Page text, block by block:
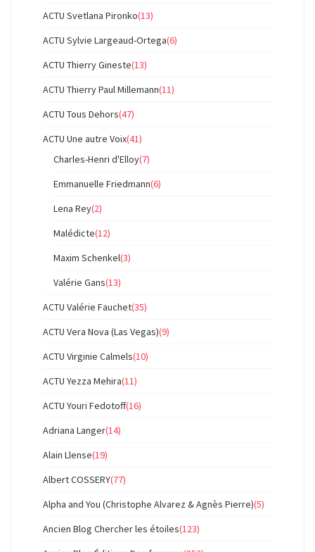
ACTU Svetlana Pironko(13)
ACTU Sylvie Largeaud-Ortega(6)
ACTU Thierry Gineste(13)
ACTU Thierry Paul Millemann(11)
ACTU Tous Dehors(47)
ACTU Une autre Voix(41)
Charles-Henri d'Elloy(7)
Emmanuelle Friedmann(6)
Lena Rey(2)
Malédicte(12)
Maxim Schenkel(3)
Valérie Gans(13)
ACTU Valérie Fauchet(35)
ACTU Vera Nova (Las Vegas)(9)
ACTU Virginie Calmels(10)
ACTU Yezza Mehira(11)
ACTU Youri Fedotoff(16)
Adriana Langer(14)
Alain Llense(19)
Albert COSSERY(77)
Alpha and You (Christophe Alvarez & Agnès Pierre)(5)
Ancien Blog Chercher les étoiles(123)